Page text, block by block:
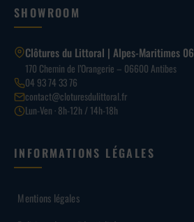
SHOWROOM
Clôtures du Littoral | Alpes-Maritimes 06
170 Chemin de l’Orangerie – 06600 Antibes
04 93 74 33 76
contact@cloturesdulittoral.fr
Lun-Ven · 8h-12h / 14h-18h
INFORMATIONS LÉGALES
Mentions légales